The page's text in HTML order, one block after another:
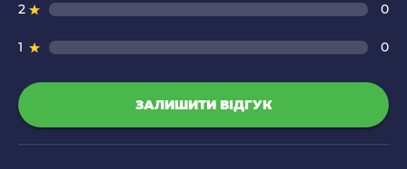
2 0
1 0
ЗАЛИШИТИ ВІДГУК